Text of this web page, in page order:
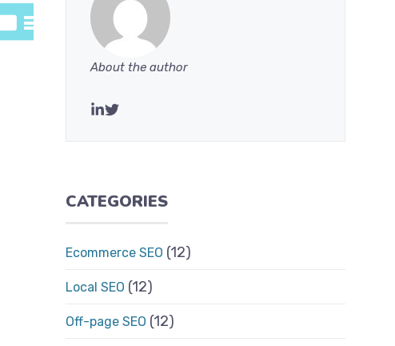
About the author
CATEGORIES
Ecommerce SEO (12)
Local SEO (12)
Off-page SEO (12)